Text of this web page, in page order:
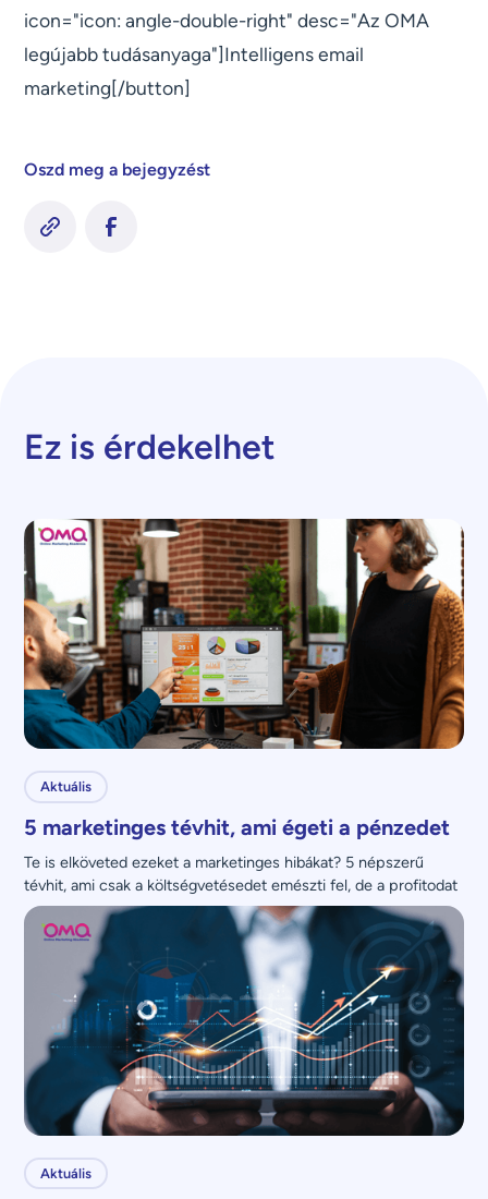
icon="icon: angle-double-right" desc="Az OMA
legújabb tudásanyaga"]Intelligens email
marketing[/button]
Oszd meg a bejegyzést
Ez is érdekelhet
Aktuális
5 marketinges tévhit, ami égeti a pénzedet
Te is elköveted ezeket a marketinges hibákat? 5 népszerű
tévhit, ami csak a költségvetésedet emészti fel, de a profitodat
nem növeli.
Aktuális